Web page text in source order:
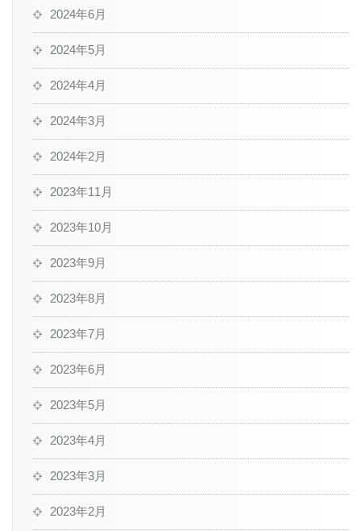
2024年6月
2024年5月
2024年4月
2024年3月
2024年2月
2023年11月
2023年10月
2023年9月
2023年8月
2023年7月
2023年6月
2023年5月
2023年4月
2023年3月
2023年2月